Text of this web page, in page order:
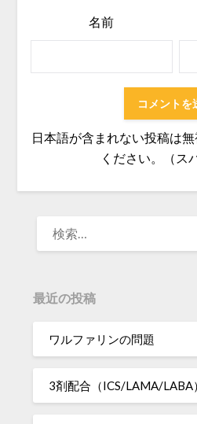
名前
日本語が含まれない投稿は
ください。（ス
最近の投稿
ワルファリンの問題
3剤配合（ICS/LAMA/LABA